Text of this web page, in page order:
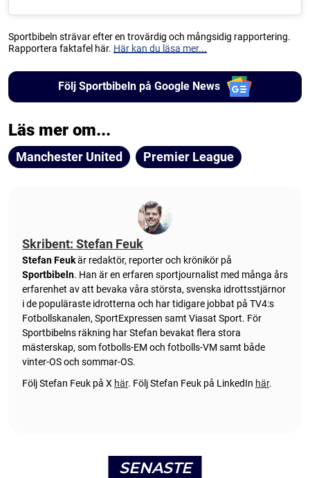
Sportbibeln strävar efter en trovärdig och mångsidig rapportering.
Rapportera faktafel här. Här kan du läsa mer...
Följ Sportbibeln på Google News
Läs mer om...
Manchester United Premier League
Skribent: Stefan Feuk
Stefan Feukär redaktör, reporter och krönikör på
Sportbibeln. Han är en erfaren sportjournalist med många års
erfarenhet av att bevaka våra största, svenska idrottsstjärnor
i de populäraste idrotterna och har tidigare jobbat på TV4:s
Fotbollskanalen, SportExpressen samt Viasat Sport. För
Sportbibelns räkning har Stefan bevakat flera stora
mästerskap, som fotbolls-EM och fotbolls-VM samt både
vinter-OS och sommar-OS.
Följ Stefan Feuk på X här. Följ Stefan Feuk på LinkedIn här.
SENASTE